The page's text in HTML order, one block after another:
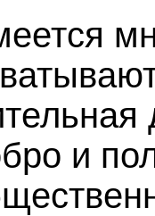
и